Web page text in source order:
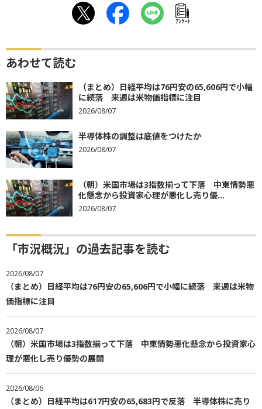
ｱﾝｹｰﾄ
あわせて読む
（まとめ）日経平均は76円安の65,606円で小幅
に続落 来週は米物価指標に注目
2026/08/07
半導体株の調整は底値をつけたか
2026/08/07
（朝）米国市場は3指数揃って下落 中東情勢悪
化懸念から投資家心理が悪化し売り優...
2026/08/07
「市況概況」の過去記事を読む
2026/08/07
（まとめ）日経平均は76円安の65,606円で小幅に続落 来週は米物
価指標に注目
2026/08/07
（朝）米国市場は3指数揃って下落 中東情勢悪化懸念から投資家心
理が悪化し売り優勢の展開
2026/08/06
（まとめ）日経平均は617円安の65,683円で反落 半導体株に売り